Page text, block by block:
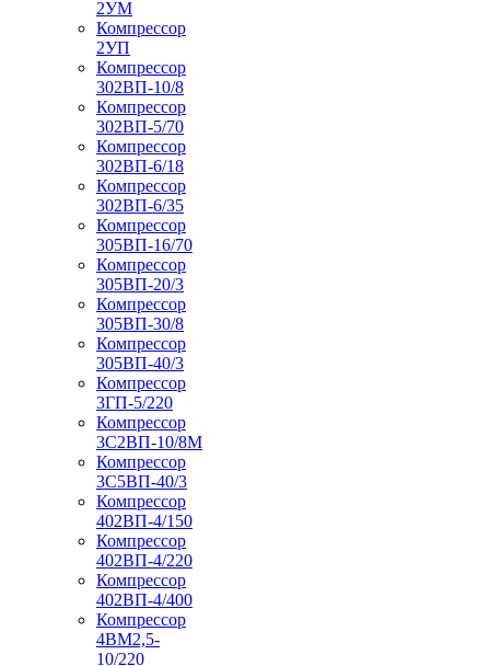
2УМ
Компрессор
2УП
Компрессор
302ВП-10/8
Компрессор
302ВП-5/70
Компрессор
302ВП-6/18
Компрессор
302ВП-6/35
Компрессор
305ВП-16/70
Компрессор
305ВП-20/3
Компрессор
305ВП-30/8
Компрессор
305ВП-40/3
Компрессор
3ГП-5/220
Компрессор
3С2ВП-10/8М
Компрессор
3С5ВП-40/3
Компрессор
402ВП-4/150
Компрессор
402ВП-4/220
Компрессор
402ВП-4/400
Компрессор
4ВМ2,5-
10/220